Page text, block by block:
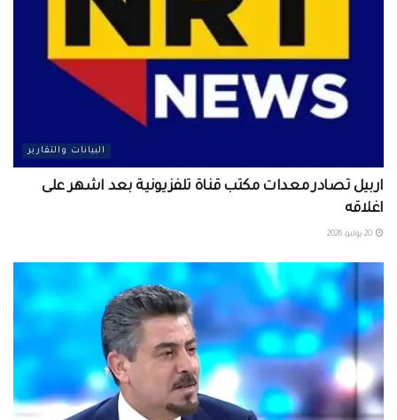
البيانات والتقارير
اربيل تصادر معدات مكتب قناة تلفزيونية بعد اشهر على
اغلاقه